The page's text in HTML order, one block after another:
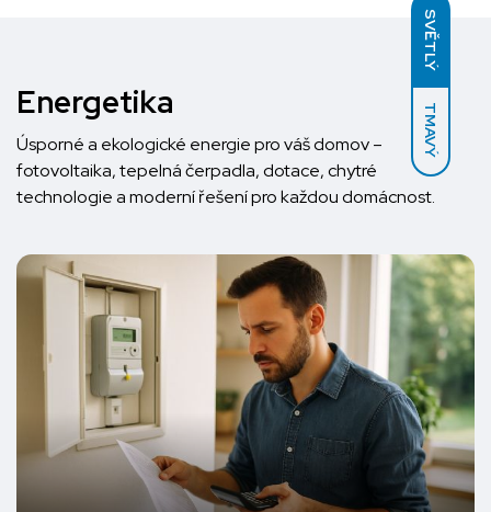
SVĚTLÝ
TMAVÝ
Energetika
Úsporné a ekologické energie pro váš domov –
fotovoltaika, tepelná čerpadla, dotace, chytré
technologie a moderní řešení pro každou domácnost.